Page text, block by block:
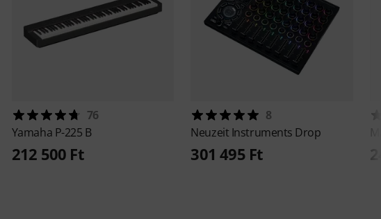
76
Yamaha P-225 B
212 500 Ft
8
Neuzeit Instruments Drop
301 495 Ft